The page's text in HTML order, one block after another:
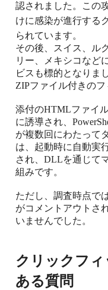
認されました。この
けに感染が進行する
られています。
その後、スイス、ル
リー、メキシコなど
ビスも標的となりま
ZIPファイル付きのフ
添付のHTMLファイ
に誘導され、
が複数回にわたって
は、起動時に自動実
され、DLLを通じて
組みです。
ただし、調査時点で
がコメントアウトさ
いませんでした。
クリックフィ
ある質問